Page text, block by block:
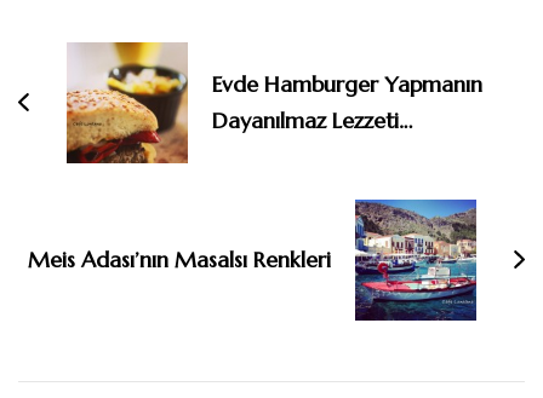
dolaşımı
Evde Hamburger Yapmanın
Dayanılmaz Lezzeti…
Meis Adası’nın Masalsı Renkleri